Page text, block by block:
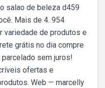
salao de beleza d459
Mais de 4. 954
variedade de produtos e
grátis no dia compre
sem juros!
ofertas e
Web — marcelly